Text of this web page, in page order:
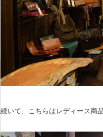
続いて、こちらはレディース商